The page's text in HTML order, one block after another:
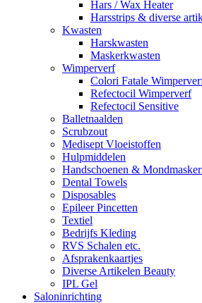
Hars / Wax Heater
Harsstrips & diverse
Kwasten
Harskwasten
Maskerkwasten
Wimperverf
Colori Fatale
Refectocil Wimperverf
Refectocil Sensitive
Balletnaalden
Scrubzout
Medisept Vloeistoffen
Hulpmiddelen
Handschoenen &
Dental Towels
Disposables
Epileer Pincetten
Textiel
Bedrijfs Kleding
RVS Schalen etc.
Afsprakenkaartjes
Diverse Artikelen Beauty
IPL Gel
Saloninrichting